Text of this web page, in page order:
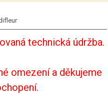
technická údržba.
omezení a děkujeme